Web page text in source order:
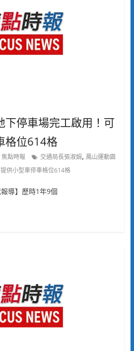
下停車場完工啟用！可
格位614格
焦點時報 交通局長張淑娟, 鳳山運動園
供小型車停車格位614格
導】歷時1年9個